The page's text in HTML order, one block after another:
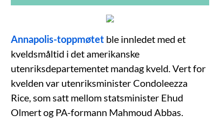
Annapolis-toppmøtet ble innledet med et
kveldsmåltid i det amerikanske
utenriksdepartementet mandag kveld. Vert for
kvelden var utenriksminister Condoleezza
Rice, som satt mellom statsminister Ehud
Olmert og PA-formann Mahmoud Abbas.